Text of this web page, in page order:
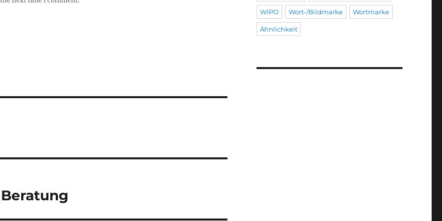
WIPO Wort-/Bildmarke Wortmarke
Ähnlichkeit